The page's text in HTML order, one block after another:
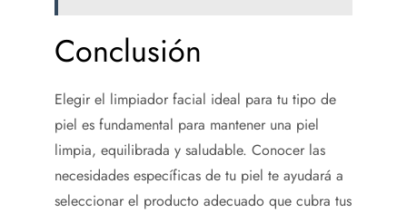
Conclusión
Elegir el limpiador facial ideal para tu tipo de
piel es fundamental para mantener una piel
limpia, equilibrada y saludable. Conocer las
necesidades específicas de tu piel te ayudará a
seleccionar el producto adecuado que cubra tus